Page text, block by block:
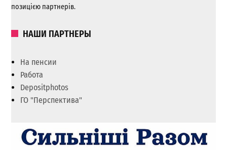
позицією партнерів.
НАШИ ПАРТНЕРЫ
На пенсии
Работа
Depositphotos
ГО "Перспектива"